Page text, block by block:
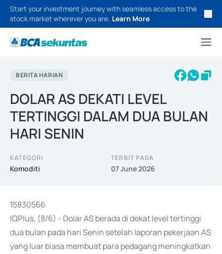
Start your investment journey with seamless access to the
stock market wherever you are. Learn More
BERITA HARIAN
DOLAR AS DEKATI LEVEL
TERTINGGI DALAM DUA BULAN
HARI SENIN
KATEGORI
Komoditi
TERBIT PADA
07 June 2026
15830566
IQPlus, (8/6) - Dolar AS berada di dekat level tertinggi
dua bulan pada hari Senin setelah laporan pekerjaan AS
yang luar biasa membuat para pedagang meningkatkan